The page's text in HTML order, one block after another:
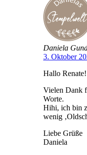
Daniela
3. Oktober
Hallo Renate!
Vielen Dank
Worte.
Hihi, ich bin
wenig
Liebe Grüße
Daniela